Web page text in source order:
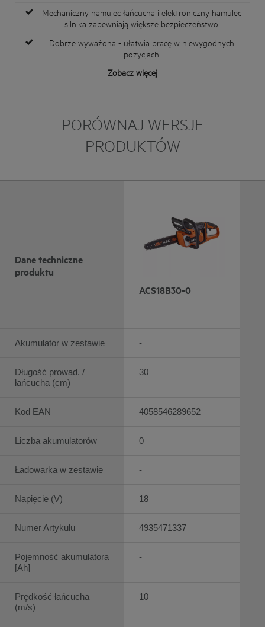
Mechaniczny hamulec łańcucha i elektroniczny hamulec
silnika zapewniają większe bezpieczeństwo
Dobrze wyważona - ułatwia pracę w niewygodnych
pozycjach
Zobacz więcej
PORÓWNAJ WERSJE
PRODUKTÓW
Dane techniczne
produktu
Akumulator w zestawie
Długość prowad. /
łańcucha (cm)
Kod EAN
Liczba akumulatorów
Ładowarka w zestawie
Napięcie (V)
Numer Artykułu
Pojemność akumulatora
[Ah]
Prędkość łańcucha
(m/s)
ACS18B30-0
-
30
4058546289652
0
-
18
4935471337
-
10